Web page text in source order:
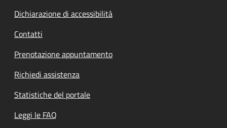
Dichiarazione di accessibilità
Contatti
Prenotazione appuntamento
Richiedi assistenza
Statistiche del portale
Leggi le FAQ